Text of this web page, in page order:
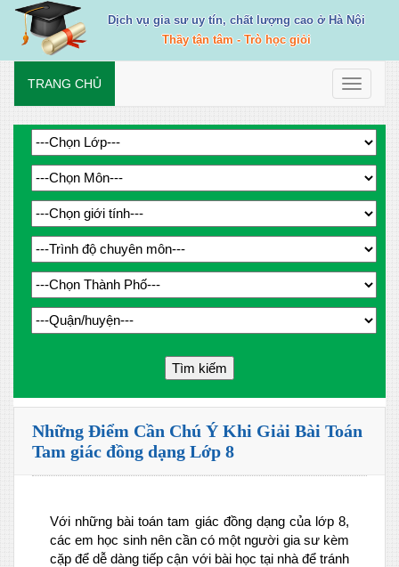
Dịch vụ gia sư uy tín, chất lượng cao ở Hà Nội
Thầy tận tâm - Trò học giỏi
Toggle
TRANG CHỦ
Những Điểm Cần Chú Ý Khi Giải Bài Toán
Tam giác đồng dạng Lớp 8
Với những bài toán tam giác đồng dạng của lớp 8,
các em học sinh nên cần có một người gia sư kèm
cặp để dễ dàng tiếp cận với bài học tại nhà để tránh